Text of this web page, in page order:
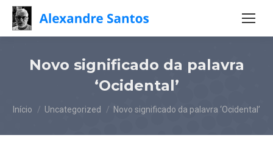
Novo significado da palavra
‘Ocidental’
Você está aqui:
Início Uncategorized Novo significado da palavra ‘Ocidental’